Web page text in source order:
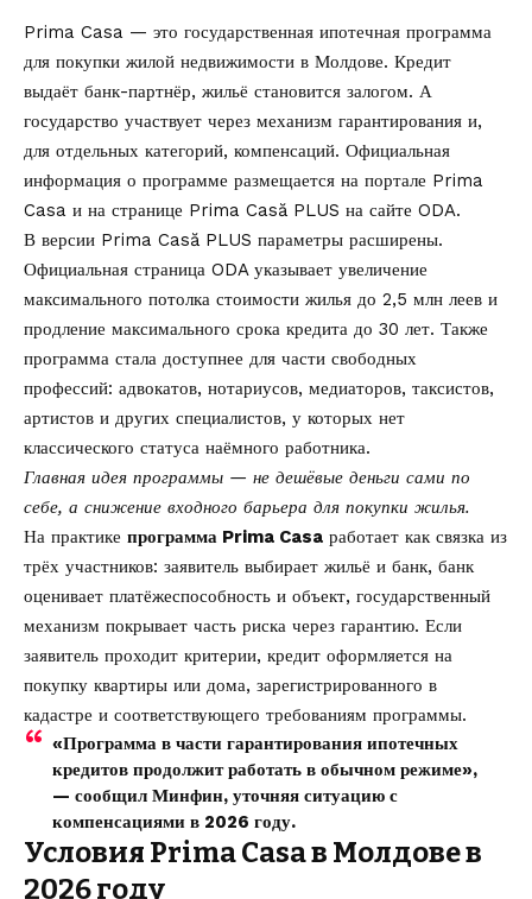
Prima Casa — это государственная ипотечная программа
для покупки жилой недвижимости в Молдове. Кредит
выдаёт банк-партнёр, жильё становится залогом. А
государство участвует через механизм гарантирования и,
для отдельных категорий, компенсаций. Официальная
информация о программе размещается на портале Prima
Casa и на странице Prima Casă PLUS на сайте ODA.
В версии Prima Casă PLUS параметры расширены.
Официальная страница ODA указывает увеличение
максимального потолка стоимости жилья до 2,5 млн леев и
продление максимального срока кредита до 30 лет. Также
программа стала доступнее для части свободных
профессий: адвокатов, нотариусов, медиаторов, таксистов,
артистов и других специалистов, у которых нет
классического статуса наёмного работника.
Главная идея программы — не дешёвые деньги сами по
себе, а снижение входного барьера для покупки жилья.
На практике программа Prima Casa работает как связка из
трёх участников: заявитель выбирает жильё и банк, банк
оценивает платёжеспособность и объект, государственный
механизм покрывает часть риска через гарантию. Если
заявитель проходит критерии, кредит оформляется на
покупку квартиры или дома, зарегистрированного в
кадастре и соответствующего требованиям программы.
«Программа в части гарантирования ипотечных
кредитов продолжит работать в обычном режиме»,
— сообщил Минфин, уточняя ситуацию с
компенсациями в 2026 году.
Условия Prima Casa в Молдове в
2026 году